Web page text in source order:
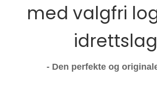
med valgfri
- Den perfekte og